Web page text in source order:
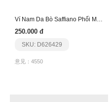
Ví Nam Da Bò Saffiano Phối Màu Sang Trọng Dfb262
250.000 đ
SKU: D626429
意见：4550